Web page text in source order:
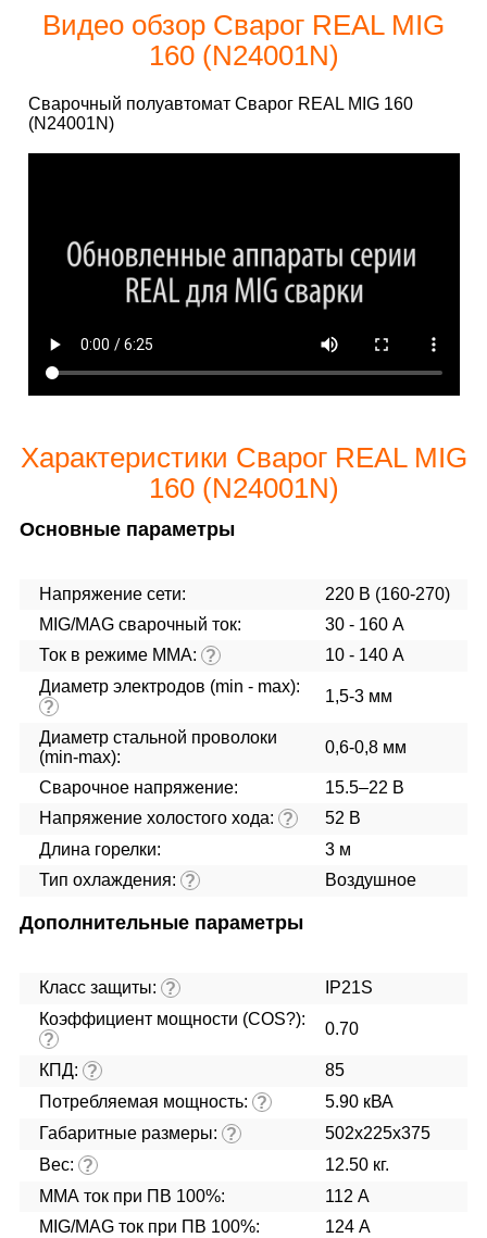
Видео обзор Сварог REAL MIG
160 (N24001N)
Сварочный полуавтомат Сварог REAL MIG 160
(N24001N)
Характеристики Сварог REAL MIG
160 (N24001N)
Основные параметры
Напряжение сети:
220 В (160-270)
MIG/MAG cварочный ток:
30 - 160 А
Ток в режиме ММА: ?
10 - 140 А
Диаметр электродов (min - max):
?
1,5-3 мм
Диаметр стальной проволоки
(min-max):
0,6-0,8 мм
Сварочное напряжение:
15.5–22 В
Напряжение холостого хода: ?
52 В
Длина горелки:
3 м
Тип охлаждения: ? Воздушное
Дополнительные параметры
Класс защиты: ?
IP21S
Коэффициент мощности (COS?):
?
0.70
КПД: ?
85
Потребляемая мощность: ?
5.90 кВА
Габаритные размеры: ?
502x225x375
Вес: ?
12.50 кг.
ММА ток при ПВ 100%:
112 А
MIG/MAG ток при ПВ 100%:
124 А